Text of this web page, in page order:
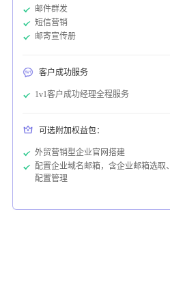
邮件群发
短信营销
邮寄宣传册
客户成功服务
1v1客户成功经理全程服务
可选附加权益包：
外贸营销型企业官网搭建
配置企业域名邮箱，含企业邮箱选取、
配置管理